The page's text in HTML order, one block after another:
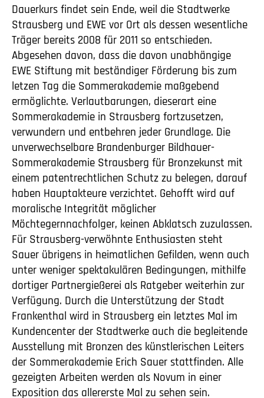
Dauerkurs findet sein Ende, weil die Stadtwerke
Strausberg und EWE vor Ort als dessen wesentliche
Träger bereits 2008 für 2011 so entschieden.
Abgesehen davon, dass die davon unabhängige
EWE Stiftung mit beständiger Förderung bis zum
letzen Tag die Sommerakademie maßgebend
ermöglichte. Verlautbarungen, dieserart eine
Sommerakademie in Strausberg fortzusetzen,
verwundern und entbehren jeder Grundlage. Die
unverwechselbare Brandenburger Bildhauer-
Sommerakademie Strausberg für Bronzekunst mit
einem patentrechtlichen Schutz zu belegen, darauf
haben Hauptakteure verzichtet. Gehofft wird auf
moralische Integrität möglicher
Möchtegernnachfolger, keinen Abklatsch zuzulassen.
Für Strausberg-verwöhnte Enthusiasten steht
Sauer übrigens in heimatlichen Gefilden, wenn auch
unter weniger spektakulären Bedingungen, mithilfe
dortiger Partnergießerei als Ratgeber weiterhin zur
Verfügung. Durch die Unterstützung der Stadt
Frankenthal wird in Strausberg ein letztes Mal im
Kundencenter der Stadtwerke auch die begleitende
Ausstellung mit Bronzen des künstlerischen Leiters
der Sommerakademie Erich Sauer stattfinden. Alle
gezeigten Arbeiten werden als Novum in einer
Exposition das allererste Mal zu sehen sein.